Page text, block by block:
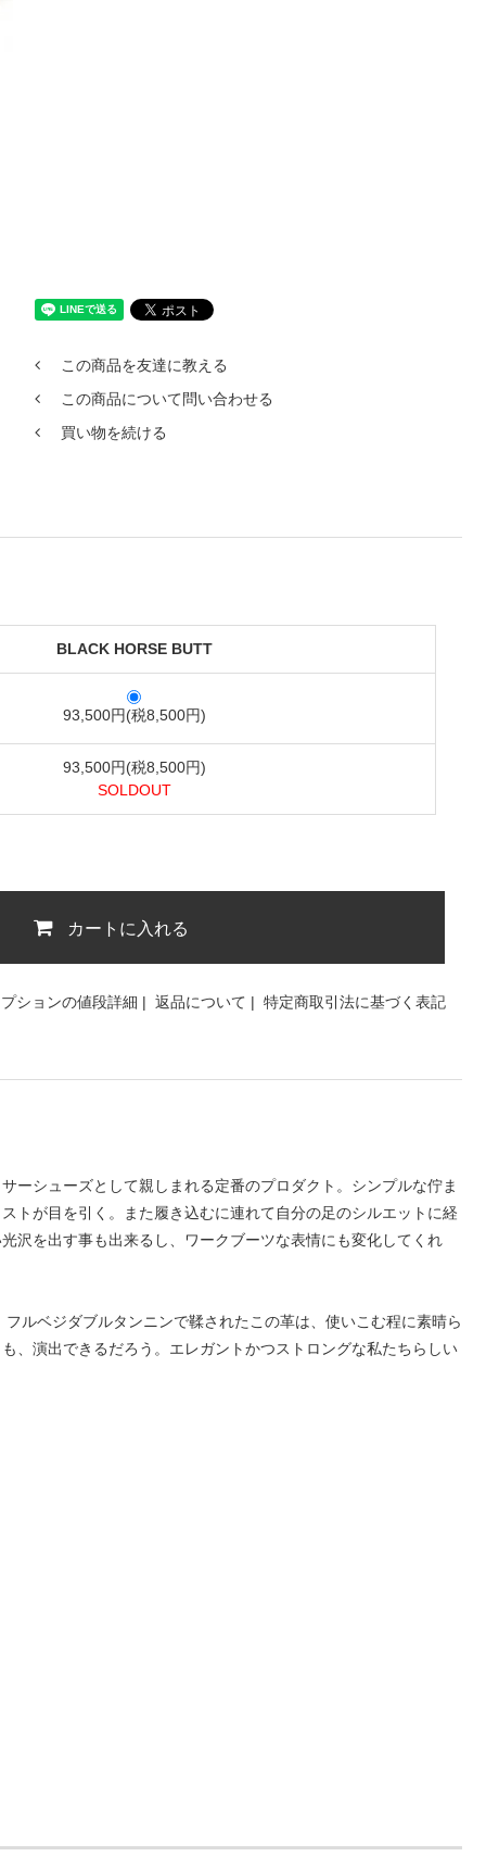
この商品を友達に教える
この商品について問い合わせる
買い物を続ける
BLACK HORSE BUTT
93,500円(税8,500円)
93,500円(税8,500円)
SOLDOUT
カートに入れる
ションの値段詳細 | 返品について | 特定商取引法に基づく表記
ーシューズとして親しまれる定番のプロダクト。シンプルな佇ま
トが目を引く。また履き込むに連れて自分の足のシルエットに経
沢を出す事も出来るし、ワークブーツな表情にも変化してくれ
ルベジダブルタンニンで鞣されたこの革は、使いこむ程に素晴ら
、演出できるだろう。エレガントかつストロングな私たちらしい